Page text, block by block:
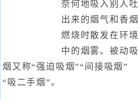
奈何地吸入别人吐
出来的烟气和香烟
燃烧时散发在环境
中的烟雾。被动吸
烟又称“强迫吸烟”“间接吸烟”
“吸二手烟”。